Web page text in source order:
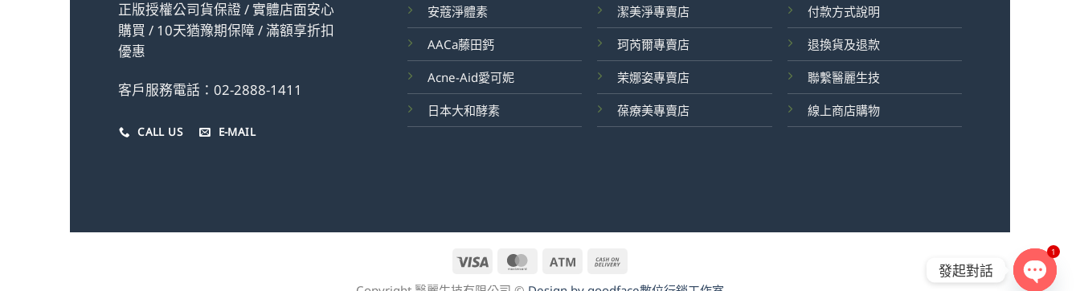
正版授權公司貨保證 / 實體店面安心
購買 / 10天猶豫期保障 / 滿額享折扣
優惠
客戶服務電話：02-2888-1411
CALL US E-MAIL
安蔻淨體素
AACa藤田鈣
Acne-Aid愛可妮
日本大和酵素
潔美淨專賣店
珂芮爾專賣店
茉娜姿專賣店
葆療美專賣店
付款方式說明
退換貨及退款
聯繫醫麗生技
線上商店購物
Visa MasterCard
Atm
發起對話
1